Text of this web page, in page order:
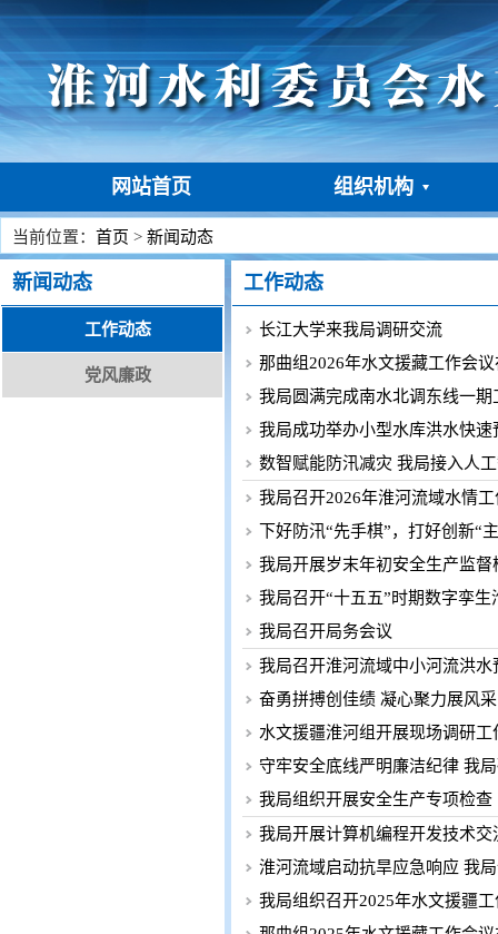
网站首页 组织机构
当前位置： 首页 > 新闻动态
新闻动态
工作动态
党风廉政
工作动态
长江大学来我局调研交流
那曲组2026年水文援藏工作会
我局圆满完成南水北调东线一
我局成功举办小型水库洪水快
数智赋能防汛减灾 我局接入人
我局召开2026年淮河流域水情
下好防汛“先手棋”，打好创新
我局开展岁末年初安全生产监督
我局召开“十五五”时期数字孪
我局召开局务会议
我局召开淮河流域中小河流洪
奋勇拼搏创佳绩 凝心聚力展风
水文援疆淮河组开展现场调研工
守牢安全底线严明廉洁纪律 我
我局组织开展安全生产专项检查
我局开展计算机编程开发技术交
淮河流域启动抗旱应急响应 我
我局组织召开2025年水文援疆